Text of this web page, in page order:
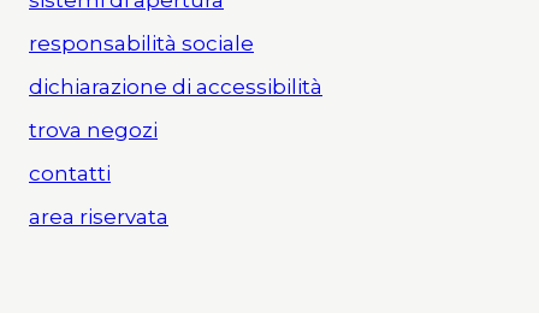
responsabilità sociale
dichiarazione di accessibilità
trova negozi
contatti
area riservata